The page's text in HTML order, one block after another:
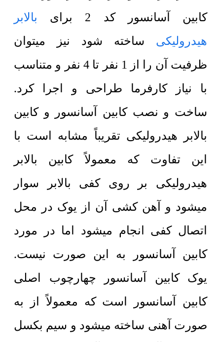
کابین آسانسور کد 2 برای
بالابر
هیدرولیکی ساخته شود نیز میتوان
ظرفیت آن را از 1 نفر تا 4 نفر و متناسب
با نیاز کارفرما طراحی و اجرا کرد.
ساخت و نصب کابین آسانسور و کابین
بالابر هیدرولیکی تقریباً مشابه است با
این تفاوت که معمولاً کابین بالابر
هیدرولیکی بر روی کفی بالابر سوار
میشود و آهن کشی آن از یوک در محل
اتصال کفی انجام میشود اما در مورد
کابین آسانسور به این صورت نیست.
یوک کابین آسانسور چهارچوب اصلی
کابین آسانسور است که معمولاً از به
صورت آهنی ساخته میشود و سیم بکسل